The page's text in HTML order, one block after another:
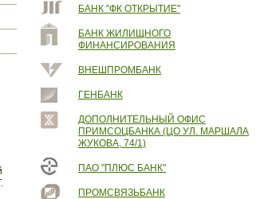
БАНК "ФК ОТКРЫТИЕ"
БАНК ЖИЛИЩНОГО
ФИНАНСИРОВАНИЯ
ВНЕШПРОМБАНК
ГЕНБАНК
ДОПОЛНИТЕЛЬНЫЙ ОФИС
ПРИМСОЦБАНКА (ЦО УЛ. МАРШАЛА
ЖУКОВА, 74/1)
ПАО "ПЛЮС БАНК"
ПРОМСВЯЗЬБАНК